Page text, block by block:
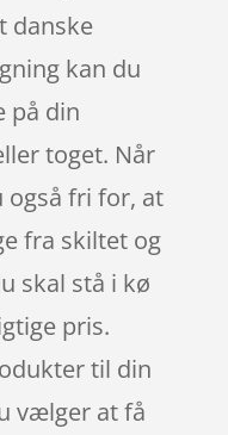
danske
kan du
på din
toget. Når
også fri for, at
fra skiltet og
skal stå i kø
pris.
til din
vælger at få